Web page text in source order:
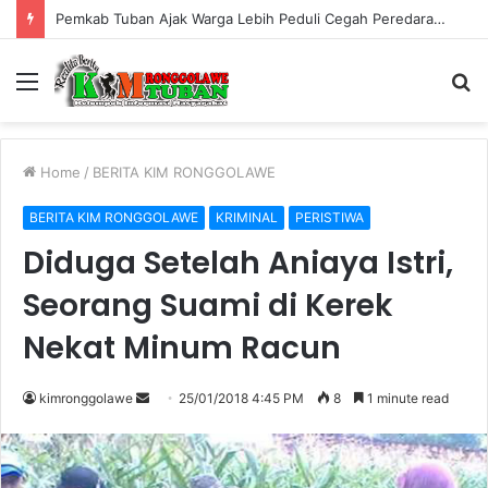
Pemkab Tuban Ajak Warga Lebih Peduli Cegah Peredaran Rokok Ilegal
Menu
Home / BERITA KIM RONGGOLAWE
BERITA KIM RONGGOLAWE KRIMINAL PERISTIWA
Diduga Setelah Aniaya Istri,
Seorang Suami di Kerek
Nekat Minum Racun
kimronggolawe
n
d
25/01/2018 4:45 PM 8 1 minute read